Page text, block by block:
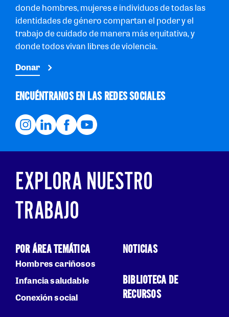
donde hombres, mujeres e individuos de todas las
identidades de género compartan el poder y el
trabajo de cuidado de manera más equitativa, y
donde todos vivan libres de violencia.
Donar
ENCUÉNTRANOS EN LAS REDES SOCIALES
EXPLORA NUESTRO
TRABAJO
POR ÁREA TEMÁTICA
Hombres cariñosos
Infancia saludable
Conexión social
NOTICIAS
BIBLIOTECA DE
RECURSOS